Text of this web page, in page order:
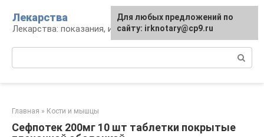
контенту
Лекарства
Лекарства: показания, инструкция, аналоги
Главная » Кости и мышцы
Сефпотек 200мг 10 шт таблетки покрытые
Для любых предложений по
сайту: irknotary@cp9.ru